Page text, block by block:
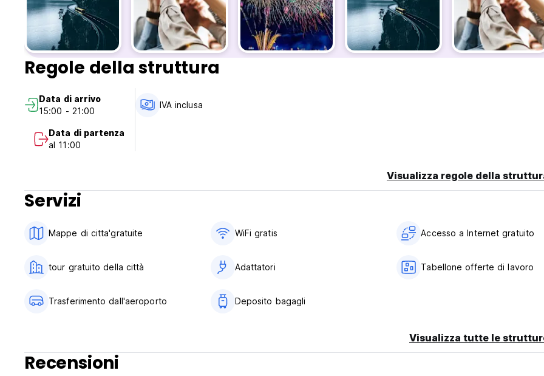
************** Politica di cancellazione **************************
1. Il 15% di deposito Hostelworld non è rimborsabile.
2. Arrivi tardivi di 3 ore o più senza preavviso saranno considerati come 'NO-SHOWS'. Tutti i depositi non sono rimborsabili.
addebitato il costo di 1 notte per le mancate presentazioni e per le cancellazioni effettuate con meno di 7 giorni di
*********** Le nostre politiche e preoccupazioni ambientali ************
- Incoraggiamo i nostri ospiti a riutilizzare la biancheria e gli asciugamani.
- Spegnere la luce e il condizionatore quando si lascia la stanza. (Auto-translated from original language)
Regole della struttura
Data di arrivo
15:00 - 21:00
Data di partenza
al 11:00
IVA inclusa
Visualizza regole della
Servizi
Mappe di citta'gratuite WiFi gratis Accesso a Internet gratuito
tour gratuito della città Adattatori Tabellone offerte di lavoro
Trasferimento dall'aeroporto Deposito bagagli
Visualizza tutte le
Recensioni